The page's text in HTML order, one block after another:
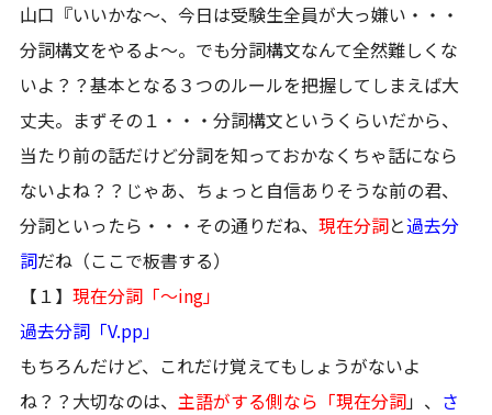
山口『いいかな～、今日は受験生全員が大っ嫌い・・・
分詞構文をやるよ～。でも分詞構文なんて全然難しくな
いよ？？基本となる３つのルールを把握してしまえば大
丈夫。まずその１・・・分詞構文というくらいだから、
当たり前の話だけど分詞を知っておかなくちゃ話になら
ないよね？？じゃあ、ちょっと自信ありそうな前の君、
分詞といったら・・・その通りだね、現在分詞と過去分
詞だね（ここで板書する）
【１】現在分詞「～ing」
過去分詞「V.pp」
もちろんだけど、これだけ覚えてもしょうがないよ
ね？？大切なのは、主語がする側なら「現在分詞」、 さ